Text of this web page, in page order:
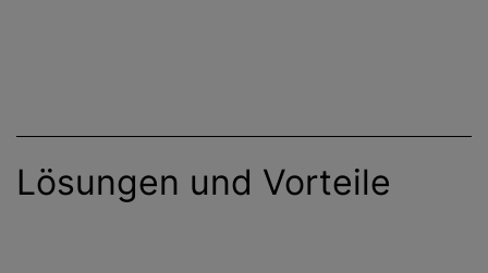
Lösungen und Vorteile